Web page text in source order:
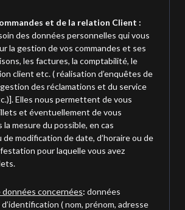
et de la relation Client :
des données personnelles qui vous
la gestion de vos commandes et ses
les factures, la comptabilité, le
client etc. ( réalisation d’enquêtes de
des réclamations et du service
Elles nous permettent de vous
et éventuellement de vous
mesure du possible, en cas
de modification de date, d’horaire ou de
pour laquelle vous avez
concernées: données
( nom, prénom, adresse